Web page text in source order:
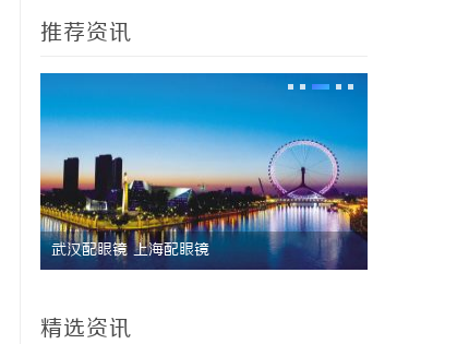
推荐资讯
武汉配眼镜 上海配眼镜
精选资讯